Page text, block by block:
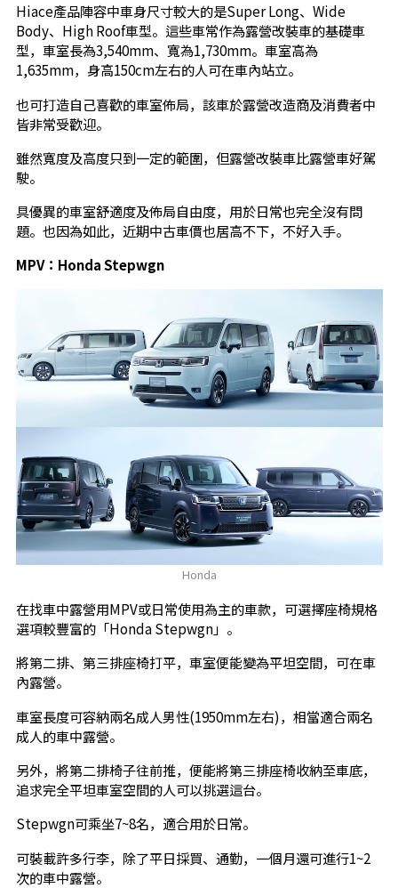
Hiace產品陣容中車身尺寸較大的是Super Long、Wide
Body、High Roof車型。這些車常作為露營改裝車的基礎車
型，車室長為3,540mm、寬為1,730mm。車室高為
1,635mm，身高150cm左右的人可在車內站立。
也可打造自己喜歡的車室佈局，該車於露營改造商及消費者中
皆非常受歡迎。
雖然寬度及高度只到一定的範圍，但露營改裝車比露營車好駕
駛。
具優異的車室舒適度及佈局自由度，用於日常也完全沒有問
題。也因為如此，近期中古車價也居高不下，不好入手。
MPV：Honda Stepwgn
Honda
在找車中露營用MPV或日常使用為主的車款，可選擇座椅規格
選項較豐富的「Honda Stepwgn」。
將第二排、第三排座椅打平，車室便能變為平坦空間，可在車
內露營。
車室長度可容納兩名成人男性(1950mm左右)，相當適合兩名
成人的車中露營。
另外，將第二排椅子往前推，便能將第三排座椅收納至車底，
追求完全平坦車室空間的人可以挑選這台。
Stepwgn可乘坐7~8名，適合用於日常。
可裝載許多行李，除了平日採買、通勤，一個月還可進行1~2
次的車中露營。